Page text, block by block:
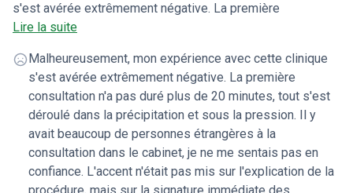
s'est avérée extrêmement négative. La première
consultation n'a pas duré plus de 20 minutes ; tout s'est
beaucoup de personnes étrangères à la consultation dans
le cabinet, je ne me suis pas senti en confiance. L'accent
n'était pas mis sur l'explication de la procédure, mais sur la
signature immédiate des documents et le paiement
intégral. Les prix se sont avérés nettement supérieurs à
ceux annoncés. Par exemple, le coût de l'échographie
Doppler des membres inférieurs n'avait pas été
Lire la suite
Malheureusement, mon expérience avec cette clinique
s'est avérée extrêmement négative. La première
consultation n'a pas duré plus de 20 minutes, tout s'est
déroulé dans la précipitation et sous la pression. Il y
avait beaucoup de personnes étrangères à la
consultation dans le cabinet, je ne me sentais pas en
confiance. L'accent n'était pas mis sur l'explication de la